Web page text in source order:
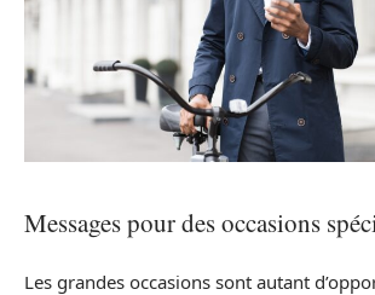
Messages pour des occasions
Les grandes occasions sont autant